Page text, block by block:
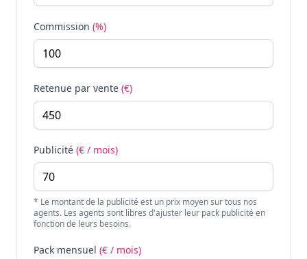
Commission (%)
Retenue par vente (€)
Publicité (€ / mois)
* Le montant de la publicité est un prix moyen sur tous nos
agents. Les agents sont libres d'ajuster leur pack publicité en
fonction de leurs besoins.
Pack mensuel (€ / mois)